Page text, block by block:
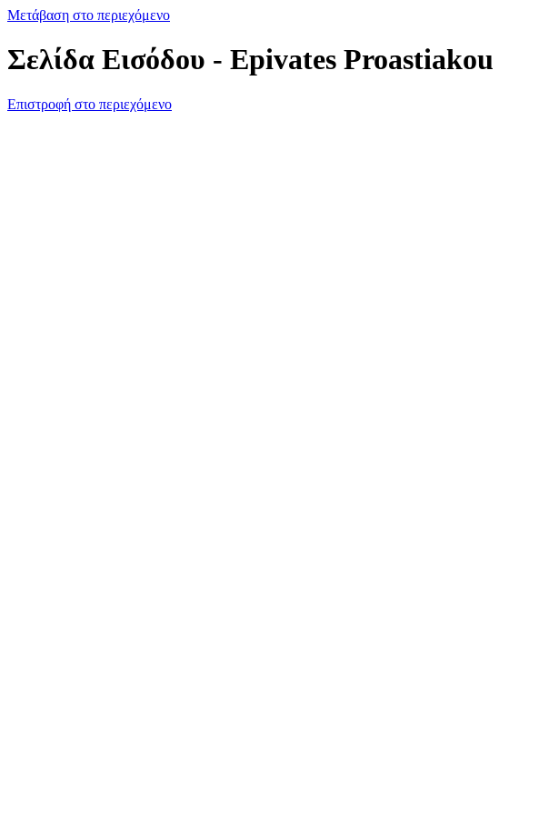
Μετάβαση στο περιεχόμενο
Σελίδα Εισόδου - Epivates Proastiakou
Επιστροφή στο περιεχόμενο